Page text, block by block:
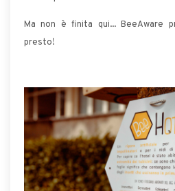
Ma non è finita qui... BeeAware
presto!